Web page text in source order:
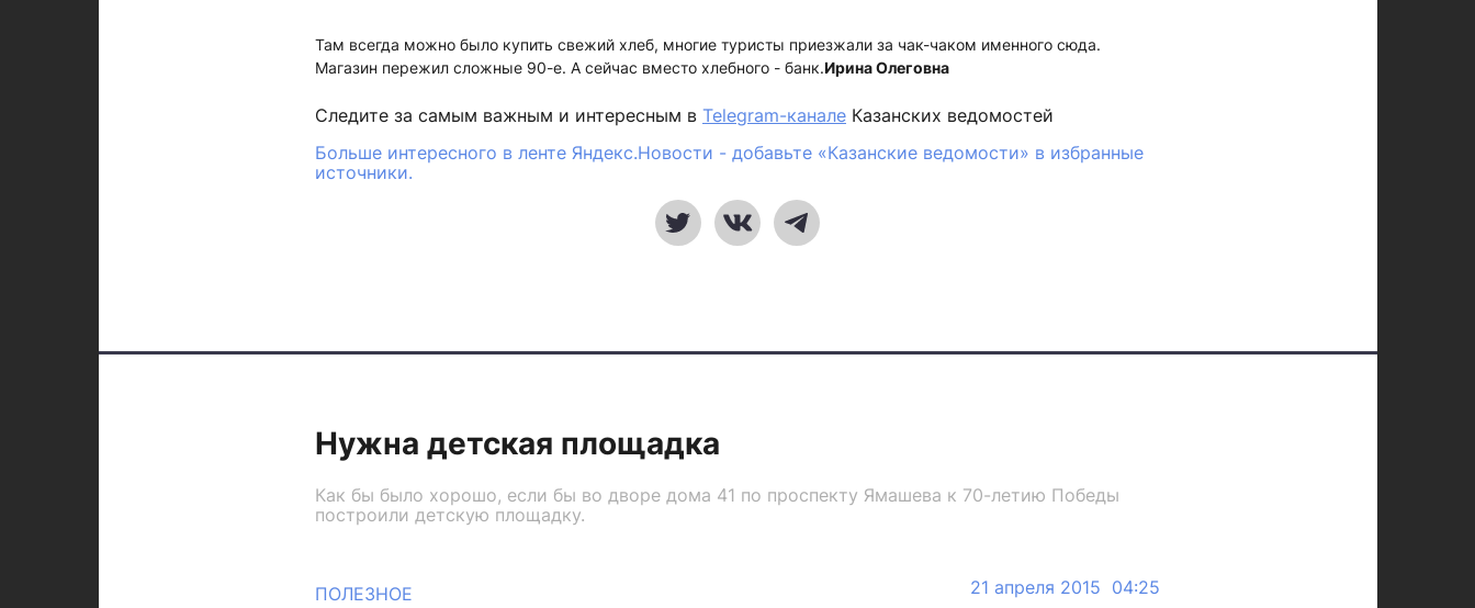
Там всегда можно было купить свежий хлеб, многие туристы приезжали за чак-чаком именного сюда.
Магазин пережил сложные 90-е. А сейчас вместо хлебного - банк.Ирина Олеговна
Следите за самым важным и интересным в Telegram-канале Казанских ведомостей
Больше интересного в ленте Яндекс.Новости - добавьте «Казанские ведомости» в избранные
источники.
Нужна детская площадка
Как бы было хорошо, если бы во дворе дома 41 по проспекту Ямашева к 70-летию Победы
построили детскую площадку.
ПОЛЕЗНОЕ 21 апреля 2015 04:25